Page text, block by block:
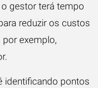
gestor terá tempo
reduzir os custos
por exemplo,
.
identificando pontos